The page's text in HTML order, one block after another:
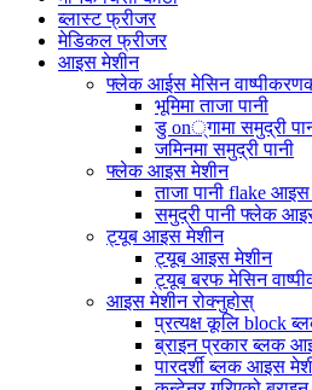
ब्लास्ट फ्रीजर
मेडिकल फ्रीजर
आइस मेशीन
फ्लेक आईस मेसिन
भूमिमा ताजा पानी
डु on्गामा समुद्री
जमिनमा समुद्री पानी
फ्लेक आइस मेशीन
ताजा पानी flake
समुद्री पानी फ्लेक
ट्यूब आइस मेशीन
ट्यूब आइस मेशीन
ट्यूब बरफ मेसिन
आइस मेशीन रोक्नुहोस्
प्रत्यक्ष कूलि block
ब्राइन प्रकार ब्लक
पारदर्शी ब्लक आइस